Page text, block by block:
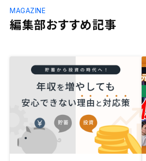
編集部おすすめ記事
MAGAZINE